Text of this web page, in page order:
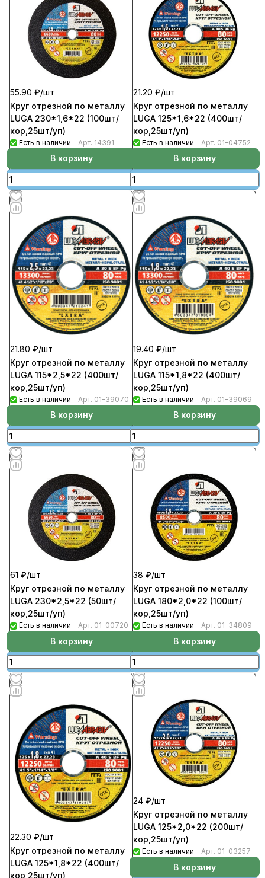
55.90 ₽/шт
Круг отрезной по металлу
LUGA 230*1,6*22 (100шт/
кор,25шт/уп)
Есть в наличии Арт. 14391
В корзину
21.20 ₽/шт
Круг отрезной по металлу
LUGA 125*1,6*22 (400шт/
кор,25шт/уп)
Есть в наличии Арт. 01-04752
В корзину
21.80 ₽/шт
Круг отрезной по металлу
LUGA 115*2,5*22 (400шт/
кор,25шт/уп)
Есть в наличии Арт. 01-39070
В корзину
19.40 ₽/шт
Круг отрезной по металлу
LUGA 115*1,8*22 (400шт/
кор,25шт/уп)
Есть в наличии Арт. 01-39069
В корзину
61 ₽/шт
Круг отрезной по металлу
LUGA 230*2,5*22 (50шт/
кор,25шт/уп)
Есть в наличии Арт. 01-00720
В корзину
38 ₽/шт
Круг отрезной по металлу
LUGA 180*2,0*22 (100шт/
кор,25шт/уп)
Есть в наличии Арт. 01-34809
В корзину
22.30 ₽/шт
Круг отрезной по металлу
LUGA 125*1,8*22 (400шт/
кор,25шт/уп)
24 ₽/шт
Круг отрезной по металлу
LUGA 125*2,0*22 (200шт/
кор,25шт/уп)
Есть в наличии Арт. 01-03257
В корзину